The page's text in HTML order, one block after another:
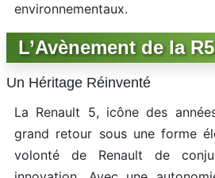
environnementaux.
L’Avènement de la
Un Héritage Réinventé
La Renault 5, icône des
grand retour sous une forme
volonté de Renault de